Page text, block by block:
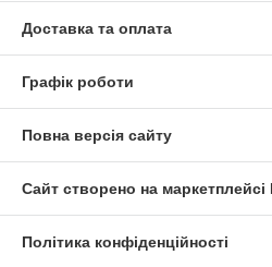
Доставка та оплата
Графік роботи
Повна версія сайту
Сайт створено на маркетплейсі
Політика конфіденційності